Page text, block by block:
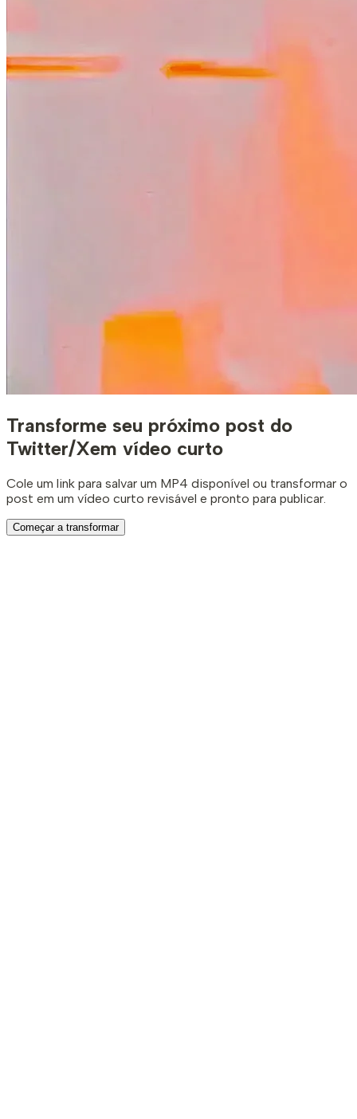
Transforme seu próximo post do
Twitter/Xem vídeo curto
Cole um link para salvar um MP4 disponível ou transformar o
post em um vídeo curto revisável e pronto para publicar.
Começar a transformar